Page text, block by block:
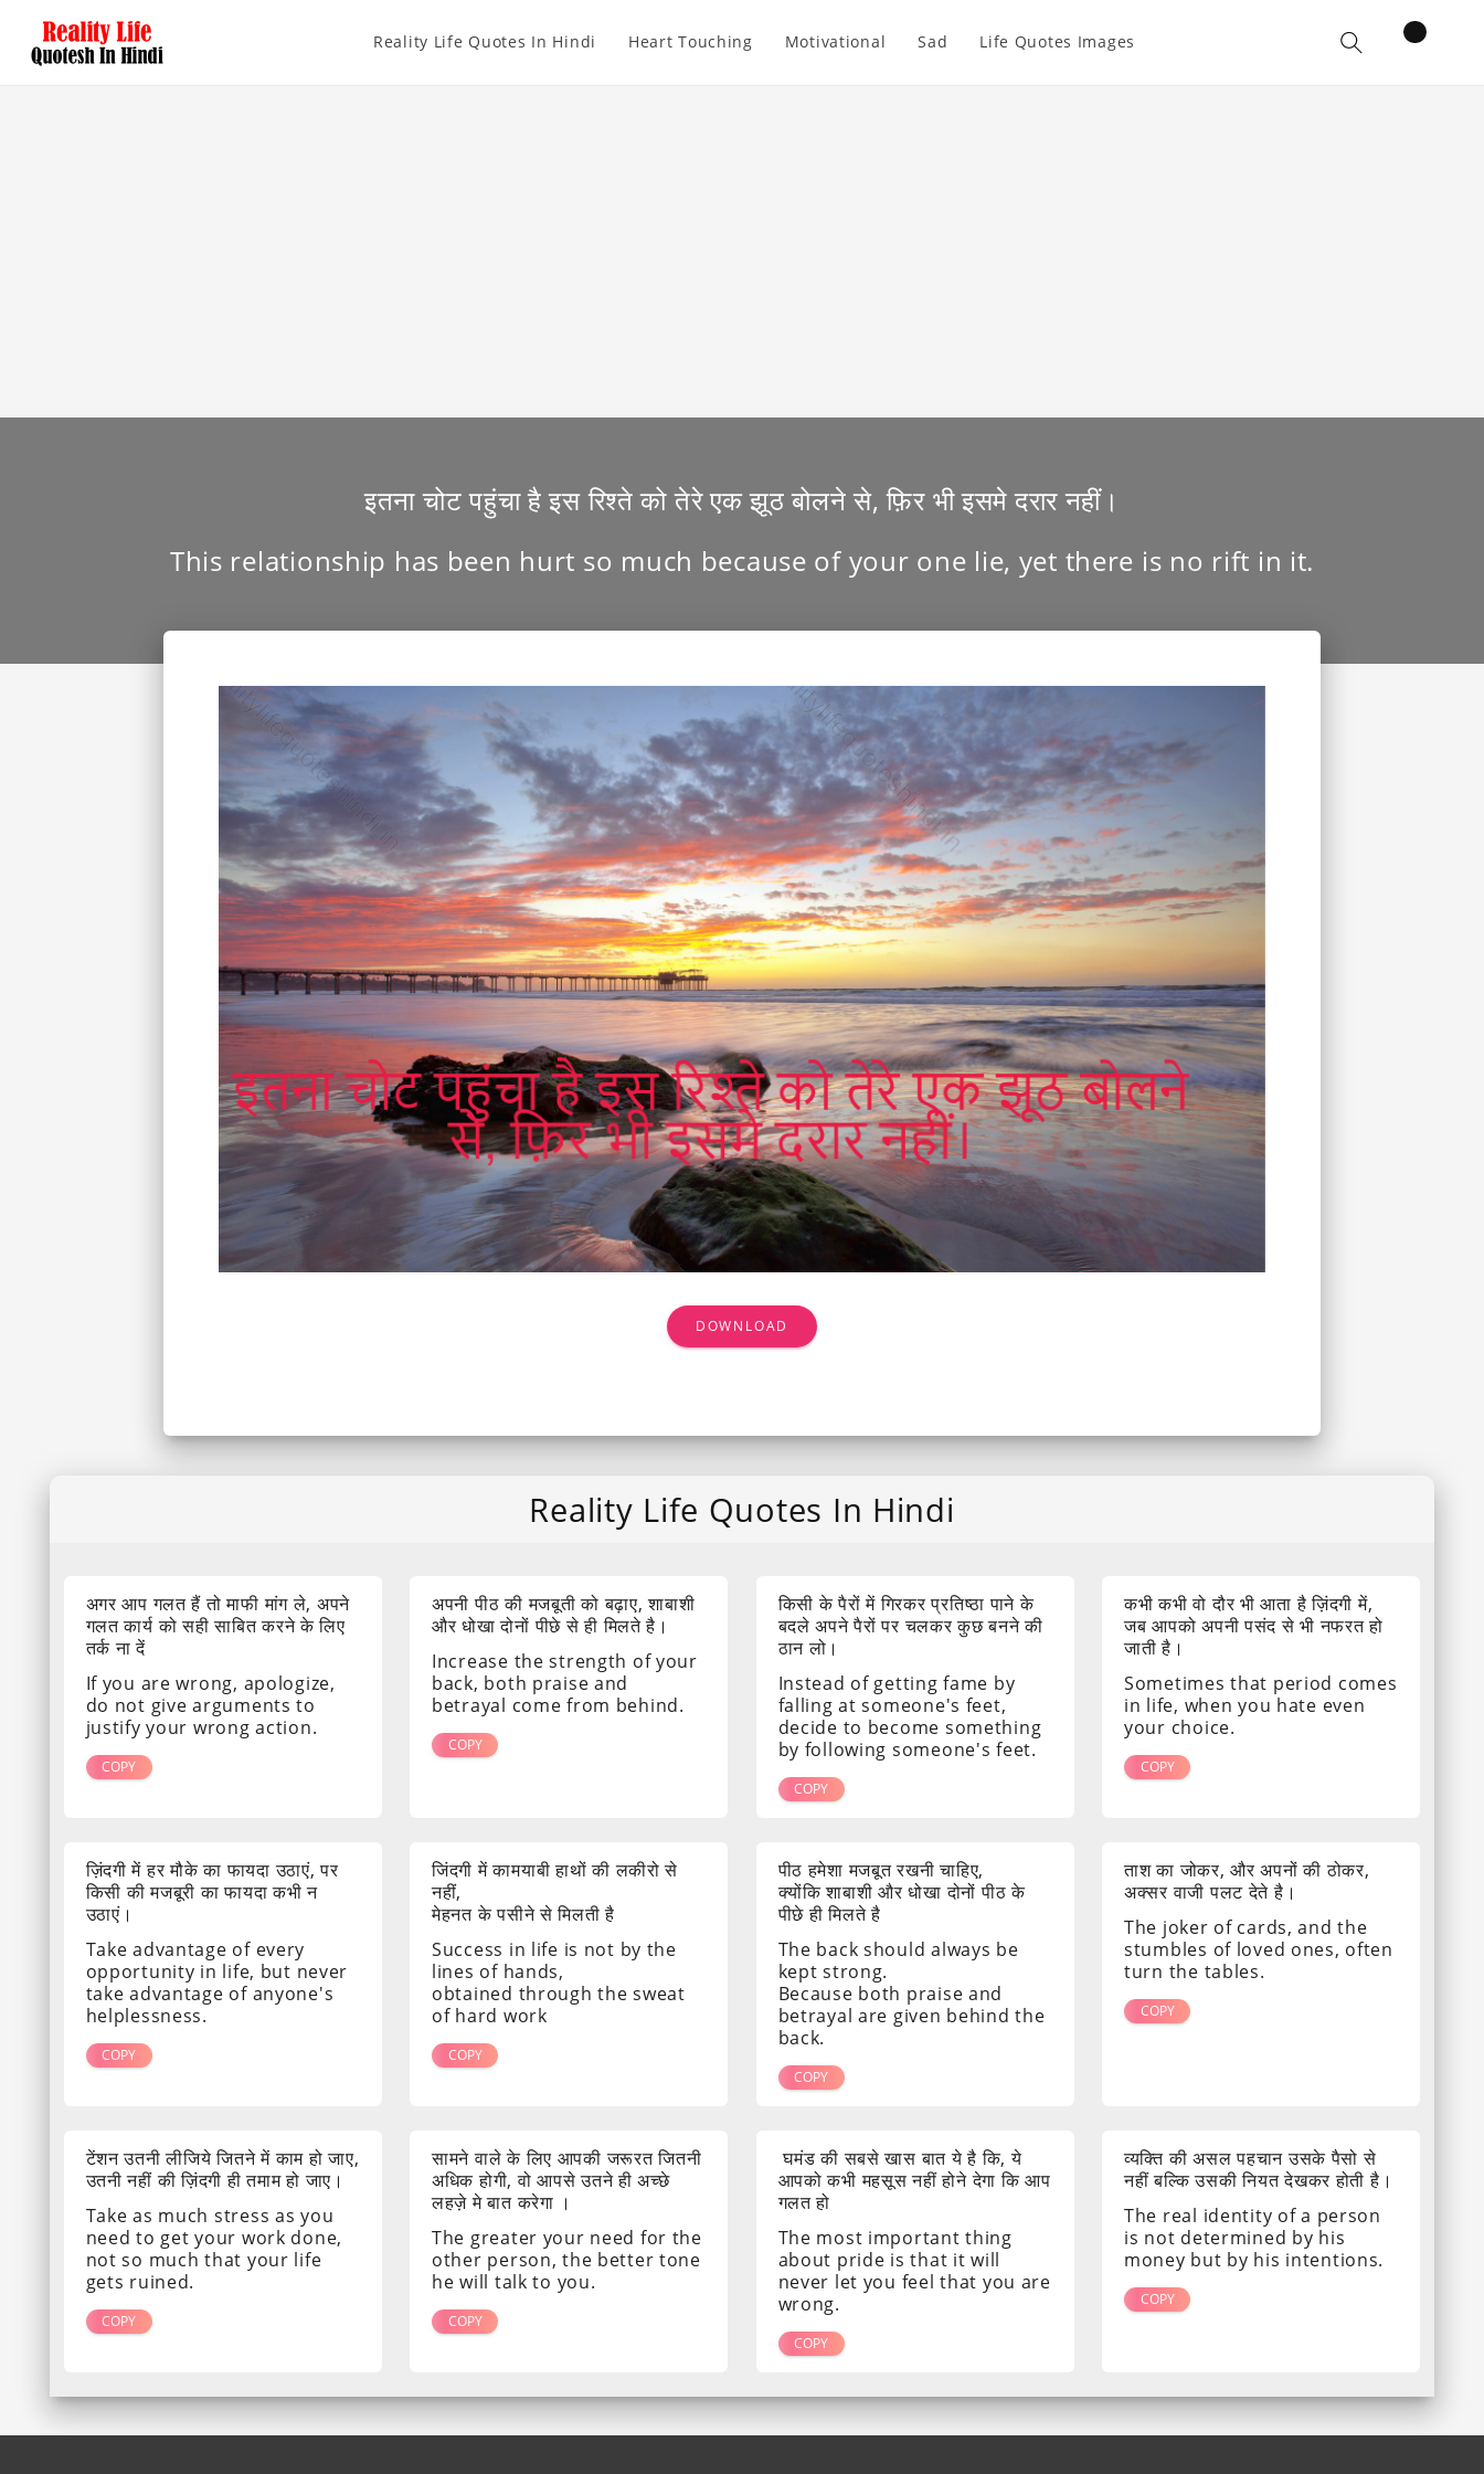
Reality Life Quotes In Hindi Heart Touching Motivational Sad Life Quotes Images Cart
items
इतना चोट पहुंचा है इस रिश्ते को तेरे एक झूठ बोलने से, फ़िर भी इसमे दरार नहीं।
This relationship has been hurt so much because of your one lie, yet there is no rift in it.
DOWNLOAD
Reality Life Quotes In Hindi
अगर आप गलत हैं तो माफी मांग ले, अपने
गलत कार्य को सही साबित करने के लिए
तर्क ना दें
If you are wrong, apologize,
do not give arguments to
justify your wrong action.
COPY
अपनी पीठ की मजबूती को बढ़ाए, शाबाशी
और धोखा दोनों पीछे से ही मिलते है।
Increase the strength of your
back, both praise and
betrayal come from behind.
COPY
किसी के पैरों में गिरकर प्रतिष्ठा पाने के
बदले अपने पैरों पर चलकर कुछ बनने की
ठान लो।
Instead of getting fame by
falling at someone's feet,
decide to become something
by following someone's feet.
COPY
कभी कभी वो दौर भी आता है ज़िंदगी में,
जब आपको अपनी पसंद से भी नफरत हो
जाती है।
Sometimes that period comes
in life, when you hate even
your choice.
COPY
ज़िंदगी में हर मौके का फायदा उठाएं, पर
किसी की मजबूरी का फायदा कभी न
उठाएं।
Take advantage of every
opportunity in life, but never
take advantage of anyone's
helplessness.
COPY
जिंदगी में कामयाबी हाथों की लकीरो से
नहीं,
मेहनत के पसीने से मिलती है
Success in life is not by the
lines of hands,
obtained through the sweat
of hard work
COPY
पीठ हमेशा मजबूत रखनी चाहिए,
क्योंकि शाबाशी और धोखा दोनों पीठ के
पीछे ही मिलते है
The back should always be
kept strong.
Because both praise and
betrayal are given behind the
back.
COPY
ताश का जोकर, और अपनों की ठोकर,
अक्सर वाजी पलट देते है।
The joker of cards, and the
stumbles of loved ones, often
turn the tables.
COPY
टेंशन उतनी लीजिये जितने में काम हो जाए,
उतनी नहीं की ज़िंदगी ही तमाम हो जाए।
Take as much stress as you
need to get your work done,
not so much that your life
gets ruined.
COPY
सामने वाले के लिए आपकी जरूरत जितनी
अधिक होगी, वो आपसे उतने ही अच्छे
लहज़े मे बात करेगा ।
The greater your need for the
other person, the better tone
he will talk to you.
COPY
घमंड की सबसे खास बात ये है कि, ये
आपको कभी महसूस नहीं होने देगा कि आप
गलत हो
The most important thing
about pride is that it will
never let you feel that you are
wrong.
COPY
व्यक्ति की असल पहचान उसके पैसो से
नहीं बल्कि उसकी नियत देखकर होती है।
The real identity of a person
is not determined by his
money but by his intentions.
COPY